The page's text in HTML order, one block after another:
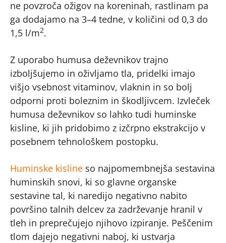
ne povzroča ožigov na koreninah, rastlinam pa
ga dodajamo na 3–4 tedne, v količini od 0,3 do
1,5 l/m2.
Z uporabo humusa deževnikov trajno
izboljšujemo in oživljamo tla, pridelki imajo
višjo vsebnost vitaminov, vlaknin in so bolj
odporni proti boleznim in škodljivcem. Izvleček
humusa deževnikov so lahko tudi huminske
kisline, ki jih pridobimo z izčrpno ekstrakcijo v
posebnem tehnološkem postopku.
Huminske kisline so najpomembnejša sestavina
huminskih snovi, ki so glavne organske
sestavine tal, ki naredijo negativno nabito
površino talnih delcev za zadrževanje hranil v
tleh in preprečujejo njihovo izpiranje. Peščenim
tlom dajejo negativni naboj, ki ustvarja